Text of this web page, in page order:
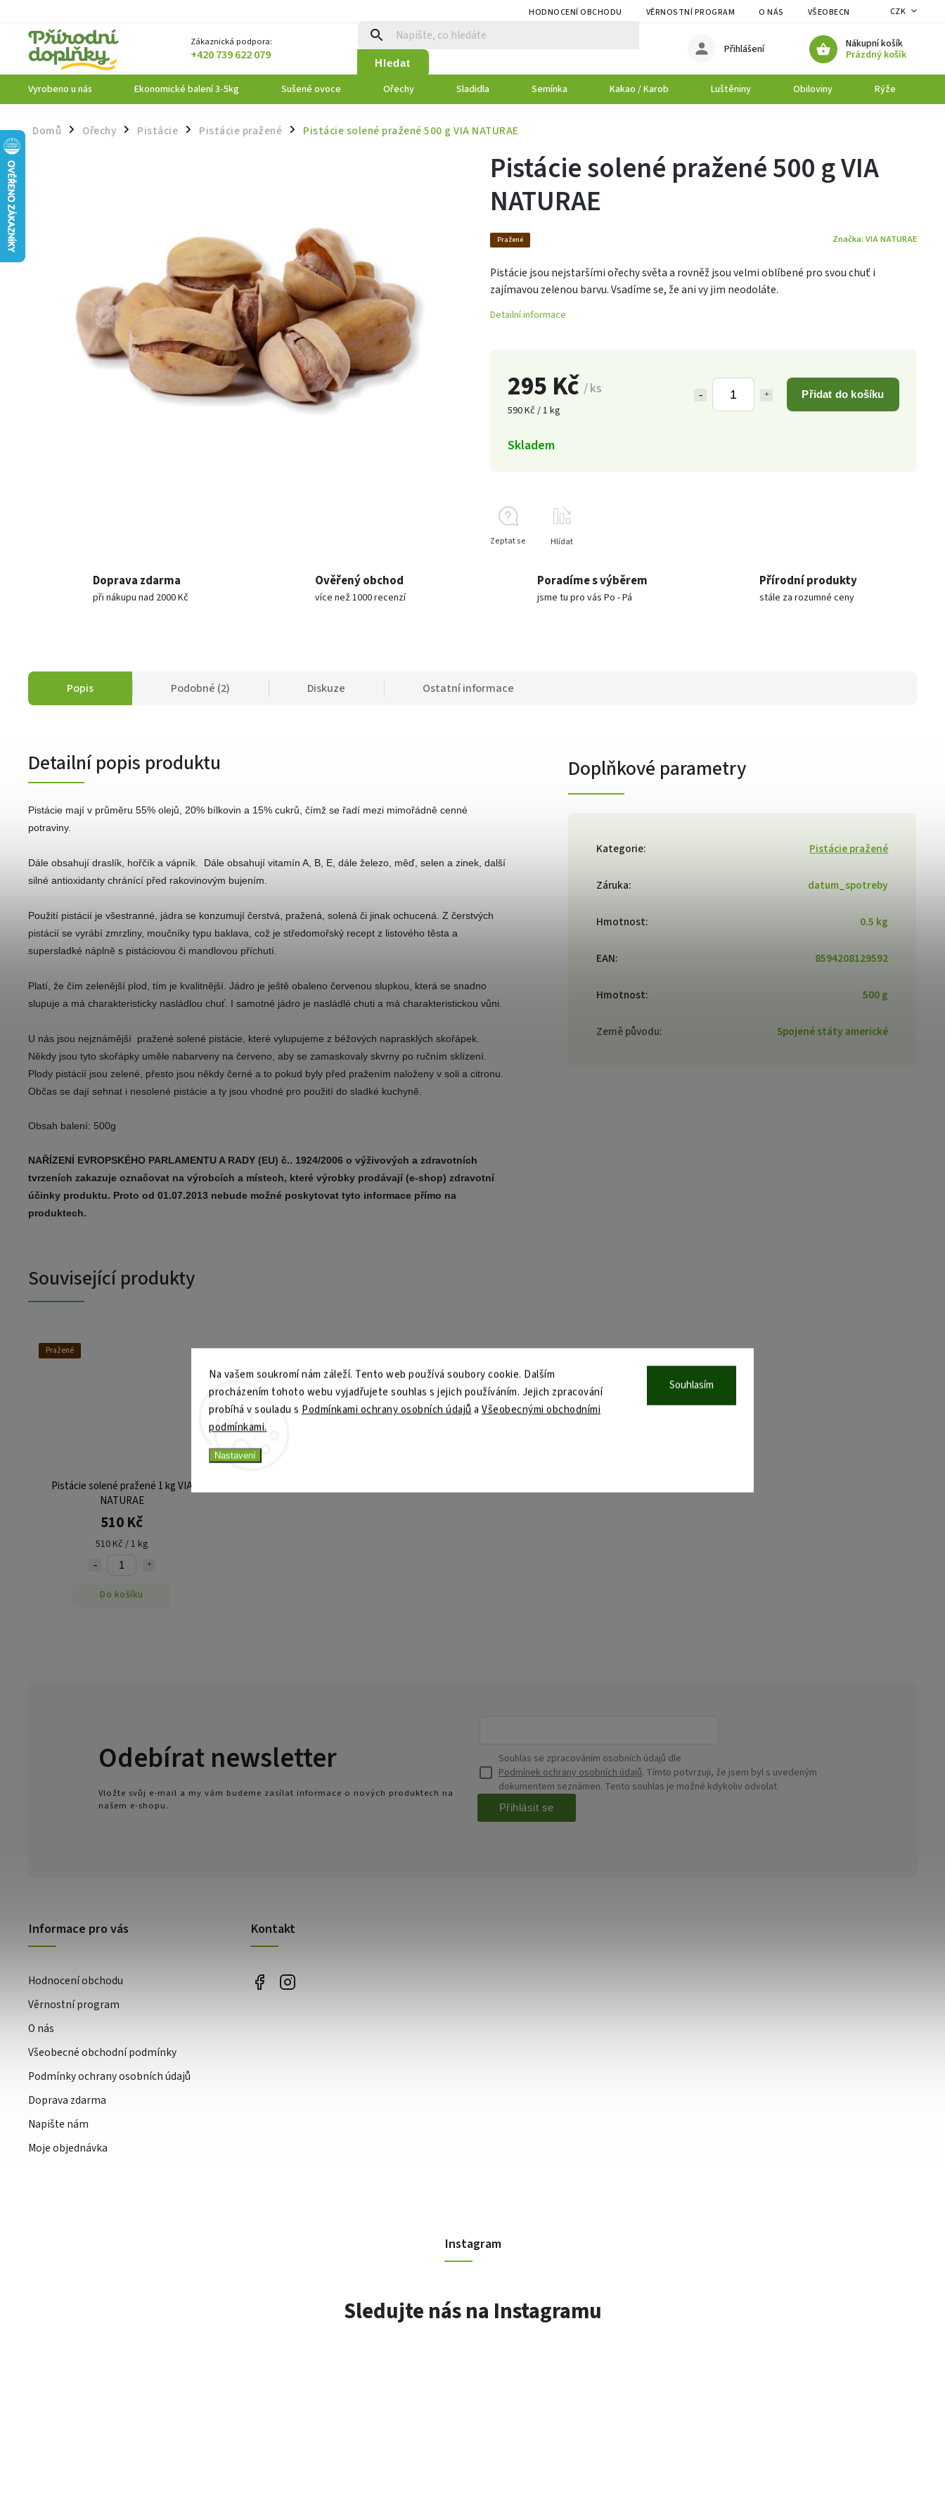
Na vašem soukromí nám záleží. Tento web používá soubory cookie. Dalším
procházením tohoto webu vyjadřujete souhlas s jejich používáním. Jejich zpracování
probíhá v souladu s Podmínkami ochrany osobních údajůa Všeobecnými obchodními
podmínkami.
Nastavení
Souhlasím
HODNOCENÍ OBCHODU VĚRNOSTNÍ PROGRAM O NÁS VŠEOBECNÉ OBCHODNÍ PODMÍNKY
CZK
Zákaznická podpora:
+420 739 622 079 Hledat
Nákupní košík
Prázdný košík
Přihlášení
Vyrobeno u nás Ekonomické balení 3-5kg Sušené ovoce Ořechy Sladidla Semínka Kakao / Karob Luštěniny Obiloviny Rýže
Domů / Ořechy / Pistácie / Pistácie pražené / Pistácie solené pražené 500 g VIA NATURAE
295 Kč / ks
590 Kč / 1 kg
Přidat do košíku
Skladem
Pistácie solené pražené 500 g VIA
NATURAE
Pražené Značka: VIA NATURAE
Pistácie jsou nejstaršími ořechy světa a rovněž jsou velmi oblíbené pro svou chuť i
zajímavou zelenou barvu. Vsadíme se, že ani vy jim neodoláte.
Detailní informace
Zeptat se Hlídat
Doprava zdarma
při nákupu nad 2000 Kč
Ověřený obchod
více než 1000 recenzí
Poradíme s výběrem
jsme tu pro vás Po - Pá
Přírodní produkty
stále za rozumné ceny
Popis Podobné (2) Diskuze Ostatní informace
Detailní popis produktu
Pistácie mají v průměru 55% olejů, 20% bílkovin a 15% cukrů, čímž se řadí mezi mimořádně cenné
potraviny.
Dále obsahují draslík, hořčík a vápník. Dále obsahují vitamín A, B, E, dále železo, měď, selen a zinek, další
silné antioxidanty chránící před rakovinovým bujením.
Použití pistácií je všestranné, jádra se konzumují čerstvá, pražená, solená či jinak ochucená. Z čerstvých
pistácií se vyrábí zmrzliny, moučníky typu baklava, což je středomořský recept z listového těsta a
supersladké náplně s pistáciovou či mandlovou příchutí.
Platí, že čím zelenější plod, tím je kvalitnější. Jádro je ještě obaleno červenou slupkou, která se snadno
slupuje a má charakteristicky nasládlou chuť. I samotné jádro je nasládlé chuti a má charakteristickou vůni.
U nás jsou nejznámější pražené solené pistácie, které vylupujeme z béžových naprasklých skořápek.
Někdy jsou tyto skořápky uměle nabarveny na červeno, aby se zamaskovaly skvrny po ručním sklízení.
Plody pistácií jsou zelené, přesto jsou někdy černé a to pokud byly před pražením naloženy v soli a citronu.
Občas se dají sehnat i nesolené pistácie a ty jsou vhodné pro použití do sladké kuchyně.
Obsah balení: 500g
NAŘÍZENÍ EVROPSKÉHO PARLAMENTU A RADY (EU) č.. 1924/2006 o výživových a zdravotních
tvrzeních zakazuje označovat na výrobcích a místech, které výrobky prodávají (e-shop) zdravotní
účinky produktu. Proto od 01.07.2013 nebude možné poskytovat tyto informace přímo na
produktech.
Doplňkové parametry
Kategorie: Pistácie pražené
Záruka: datum_spotreby
Hmotnost: 0.5 kg
EAN: 8594208129592
Hmotnost: 500 g
Země původu: Spojené státy americké
Související produkty
Pražené
Pistácie solené pražené 1 kg VIA
NATURAE
510 Kč
510 Kč / 1 kg
Do košíku
Odebírat newsletter
Vložte svůj e-mail a my vám budeme zasílat informace o nových produktech na
našem e-shopu.
Souhlas se zpracováním osobních údajů dle
Podmínek ochrany osobních údajů. Tímto potvrzuji, že jsem byl s uvedeným
dokumentem seznámen. Tento souhlas je možné kdykoliv odvolat.
Přihlásit se
Informace pro vás
Hodnocení obchodu
Věrnostní program
O nás
Všeobecné obchodní podmínky
Podmínky ochrany osobních údajů
Doprava zdarma
Napište nám
Moje objednávka
Kontakt
Instagram
Sledujte nás na Instagramu